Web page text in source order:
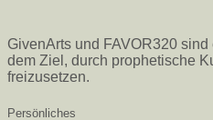
GivenArts und FAVOR320
dem Ziel, durch prophetische
freizusetzen.
Persönliches